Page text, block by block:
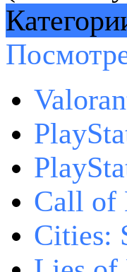
Call of
Cities: